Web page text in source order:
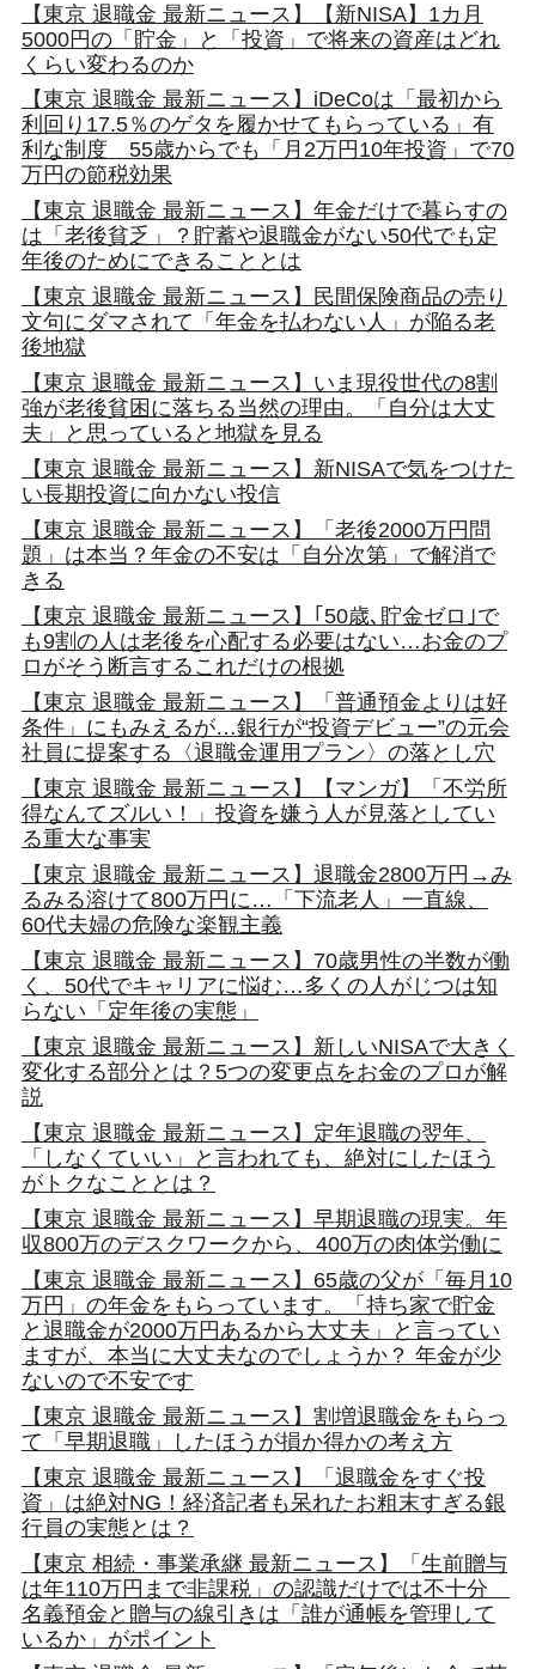
【東京 退職金 最新ニュース】【新NISA】1カ月
5000円の「貯金」と「投資」で将来の資産はどれ
くらい変わるのか
【東京 退職金 最新ニュース】iDeCoは「最初から
利回り17.5％のゲタを履かせてもらっている」有
利な制度 55歳からでも「月2万円10年投資」で70
万円の節税効果
【東京 退職金 最新ニュース】年金だけで暮らすの
は「老後貧乏」？貯蓄や退職金がない50代でも定
年後のためにできることとは
【東京 退職金 最新ニュース】民間保険商品の売り
文句にダマされて「年金を払わない人」が陥る老
後地獄
【東京 退職金 最新ニュース】いま現役世代の8割
強が老後貧困に落ちる当然の理由。「自分は大丈
夫」と思っていると地獄を見る
【東京 退職金 最新ニュース】新NISAで気をつけた
い長期投資に向かない投信
【東京 退職金 最新ニュース】「老後2000万円問
題」は本当？年金の不安は「自分次第」で解消で
きる
【東京 退職金 最新ニュース】｢50歳､貯金ゼロ｣で
も9割の人は老後を心配する必要はない…お金のプ
ロがそう断言するこれだけの根拠
【東京 退職金 最新ニュース】「普通預金よりは好
条件」にもみえるが…銀行が“投資デビュー”の元会
社員に提案する〈退職金運用プラン〉の落とし穴
【東京 退職金 最新ニュース】【マンガ】「不労所
得なんてズルい！」投資を嫌う人が見落としてい
る重大な事実
【東京 退職金 最新ニュース】退職金2800万円→み
るみる溶けて800万円に…「下流老人」一直線、
60代夫婦の危険な楽観主義
【東京 退職金 最新ニュース】70歳男性の半数が働
く、50代でキャリアに悩む…多くの人がじつは知
らない「定年後の実態」
【東京 退職金 最新ニュース】新しいNISAで大きく
変化する部分とは？5つの変更点をお金のプロが解
説
【東京 退職金 最新ニュース】定年退職の翌年、
「しなくていい」と言われても、絶対にしたほう
がトクなこととは？
【東京 退職金 最新ニュース】早期退職の現実。年
収800万のデスクワークから、400万の肉体労働に
【東京 退職金 最新ニュース】65歳の父が「毎月10
万円」の年金をもらっています。「持ち家で貯金
と退職金が2000万円あるから大丈夫」と言ってい
ますが、本当に大丈夫なのでしょうか？ 年金が少
ないので不安です
【東京 退職金 最新ニュース】割増退職金をもらっ
て「早期退職」したほうが損か得かの考え方
【東京 退職金 最新ニュース】「退職金をすぐ投
資」は絶対NG！経済記者も呆れたお粗末すぎる銀
行員の実態とは？
【東京 相続・事業承継 最新ニュース】「生前贈与
は年110万円まで非課税」の認識だけでは不十分
名義預金と贈与の線引きは「誰が通帳を管理して
いるか」がポイント